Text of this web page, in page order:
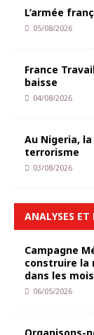
L’armée
05/08/2026
France
baisse
04/08/2026
Au Nigeria,
terrorisme
03/08/2026
ANALYSES
Campagne
construire la
dans les
06/05/2026